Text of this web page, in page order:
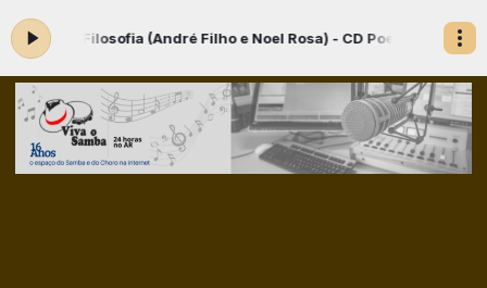
(André Filho e Noel Rosa) - CD Poeta da Cidade